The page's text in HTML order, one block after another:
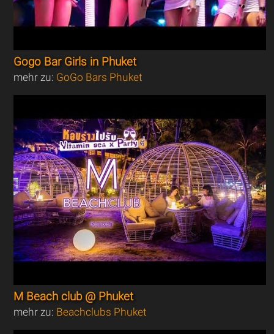
Gogo Bar Girls in Phuket
mehr zu: GoGo Bars Phuket
M Beach club @ Phuket
mehr zu: Beachclubs Phuket